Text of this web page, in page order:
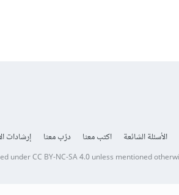
الأسئلة الشائعة اكتب معنا درّب معنا إرشادات
underCC BY-NC-SA 4.0unless mentioned